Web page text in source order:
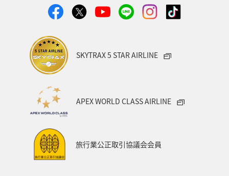
アオリイカ メジナ クロダイ
SKYTRAX 5 STAR AIRLINE
APEX WORLD CLASS AIRLINE
旅行業公正取引協議会会員